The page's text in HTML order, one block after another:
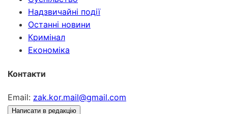
Надзвичайні події
Останні новини
Кримінал
Економіка
Контакти
Email: zak.kor.mail@gmail.com
Написати в редакцію